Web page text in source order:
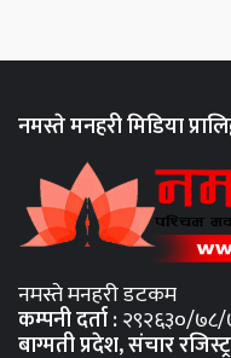
नमस्ते मनहरी मिडिया
नमस्ते मनहरी डटकम
कम्पनी दर्ता :२९२६३०/
बाग्मती प्रदेश, संचार